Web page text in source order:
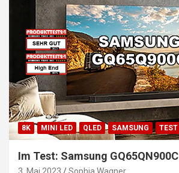
8K MINI LED QLED SAMSUNG TEST
Im Test: Samsung GQ65QN900C
3. Mai 2023 Sophia Wagner